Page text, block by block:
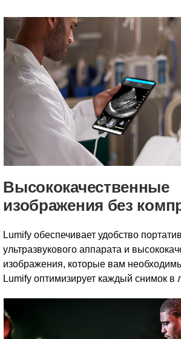
Высококачественные
изображения без
Lumify обеспечивает удобство
ультразвукового аппарата и
изображения, которые вам
Lumify оптимизирует каждый снимок в